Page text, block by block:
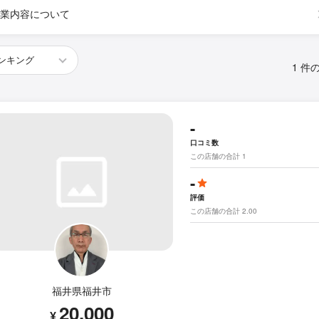
内容について
1 件
福井県福井市
20,000
-
口コミ数
この店舗の合計 1
-
評価
この店舗の合計 2.00